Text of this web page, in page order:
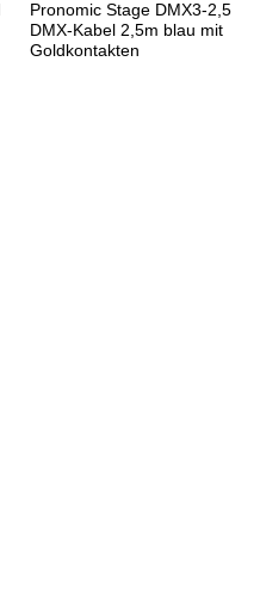
Pronomic Stage DMX3-2,5
DMX-Kabel 2,5m blau mit
Goldkontakten